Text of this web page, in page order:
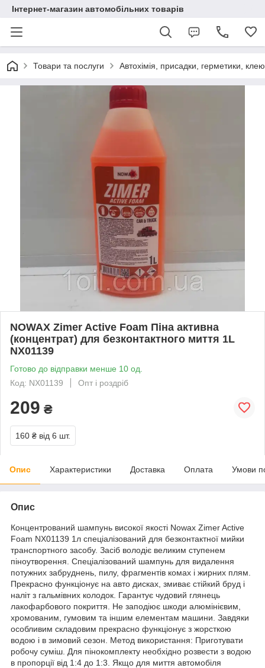
Інтернет-магазин автомобільних товарів
Товари та послуги Автохімія, присадки, герметики,
NOWAX Zimer Active Foam Піна активна
(концентрат) для безконтактного миття 1L
NX01139
Готово до відправки менше 10 од.
Код: NX01139
Опт і роздріб
209 ₴
160 ₴ від 6 шт.
Опис Характеристики Доставка Оплата Умови
Опис
Концентрований шампунь високої якості Nowax Zimer Active
Foam NX01139 1л спеціалізований для безконтактної мийки
транспортного засобу. Засіб володіє великим ступенем
піноутворення. Спеціалізований шампунь для видалення
потужних забруднень, пилу, фрагментів комах і жирних плям.
Прекрасно функціонує на авто дисках, змиває стійкий бруд і
наліт з гальмівних колодок. Гарантує чудовий глянець
лакофарбового покриття. Не заподіює шкоди алюмінієвим,
хромованим, гумовим та іншим елементам машини. Завдяки
особливим складовим прекрасно функціонує з жорсткою
водою і в зимовий сезон. Метод використання: Приготувати
робочу суміш. Для пінокомплекту необхідно розвести з водою
в пропорції від 1:4 до 1:3. Якщо для миття автомобіля